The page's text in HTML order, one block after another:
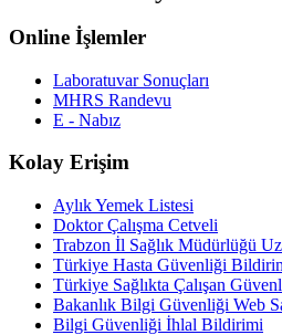
Online İşlemler
Laboratuvar Sonuçları
MHRS Randevu
E - Nabız
Kolay Erişim
Aylık Yemek Listesi
Doktor Çalışma Cetveli
Trabzon İl Sağlık Müdürlüğü
Türkiye Hasta Güvenliği
Türkiye Sağlıkta Çalışan
Bakanlık Bilgi Güvenliği Web
Bilgi Güvenliği İhlal Bildirimi